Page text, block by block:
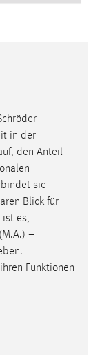
in der
den Anteil
sie
Blick für
ist es,
–
Funktionen
diesem Cookie
der Website.